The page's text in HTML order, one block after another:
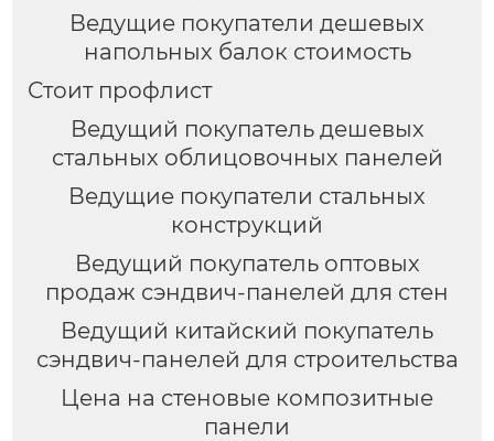
Ведущие покупатели дешевых
напольных балок стоимость
Стоит профлист
Ведущий покупатель дешевых
стальных облицовочных панелей
Ведущие покупатели стальных
конструкций
Ведущий покупатель оптовых
продаж сэндвич-панелей для стен
Ведущий китайский покупатель
сэндвич-панелей для строительства
Цена на стеновые композитные
панели